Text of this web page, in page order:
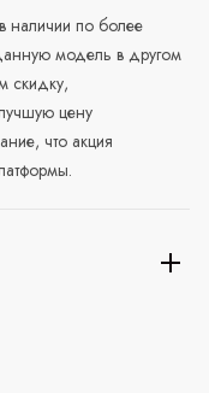
наличии по более
модель в другом
скидку,
цену
что акция